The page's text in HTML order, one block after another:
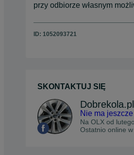
przy odbiorze własnym
ID: 1052093721
SKONTAKTUJ SIĘ
Dobrekola.pl
Nie ma
Na OLX od
Ostatnio online